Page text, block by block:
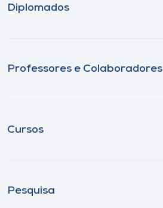
Diplomados
Professores e Colaboradores
Cursos
Pesquisa